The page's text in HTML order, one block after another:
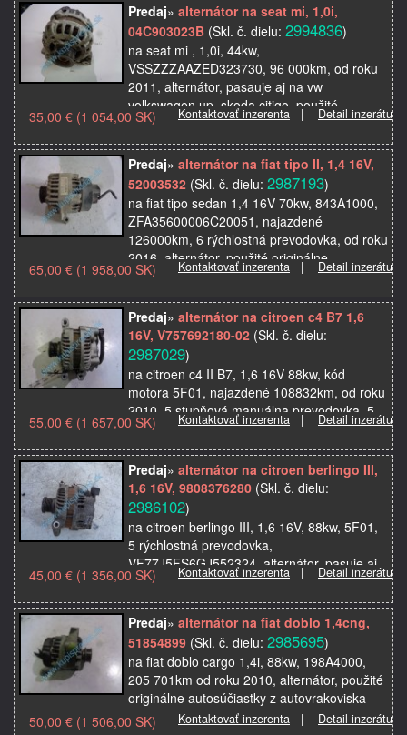
Predaj» alternátor na seat mi, 1,0i,
04C903023B (Skl. č. dielu: 2994836)
na seat mi , 1,0i, 44kw,
VSSZZZAAZED323730, 96 000km, od roku
2011, alternátor, pasauje aj na vw
volkswagen up, skoda citigo, použité
originálne autosúčiastky z autovrakoviska,…
Kontaktovať inzerenta | Detail inzerátu
35,00 € (1 054,00 SK)
Predaj» alternátor na fiat tipo II, 1,4 16V,
52003532 (Skl. č. dielu: 2987193)
na fiat tipo sedan 1,4 16V 70kw, 843A1000,
ZFA35600006C20051, najazdené
126000km, 6 rýchlostná prevodovka, od roku
2016, alternátor, použité originálne
autosúčiastky z autovrako…
Kontaktovať inzerenta | Detail inzerátu
65,00 € (1 958,00 SK)
Predaj» alternátor na citroen c4 B7 1,6
16V, V757692180-02 (Skl. č. dielu:
2987029)
na citroen c4 II B7, 1,6 16V 88kw, kód
motora 5F01, najazdené 108832km, od roku
2010, 5 stupňová manuálna prevodovka, 5
dverový, VF7NC5FS0BY598523, alternátor,
použité originá…
Kontaktovať inzerenta | Detail inzerátu
55,00 € (1 657,00 SK)
Predaj» alternátor na citroen berlingo III,
1,6 16V, 9808376280 (Skl. č. dielu:
2986102)
na citroen berlingo III, 1,6 16V, 88kw, 5F01,
5 rýchlostná prevodovka,
VF77J5FS6GJ552324, alternátor, pasuje aj
na peugeot partner, použité originálne
autosúčiastky z autovrakov…
Kontaktovať inzerenta | Detail inzerátu
45,00 € (1 356,00 SK)
Predaj» alternátor na fiat doblo 1,4cng,
51854899 (Skl. č. dielu: 2985695)
na fiat doblo cargo 1,4i, 88kw, 198A4000,
205 701km od roku 2010, alternátor, použité
originálne autosúčiastky z autovrakoviska
Kontaktovať inzerenta | Detail inzerátu
50,00 € (1 506,00 SK)